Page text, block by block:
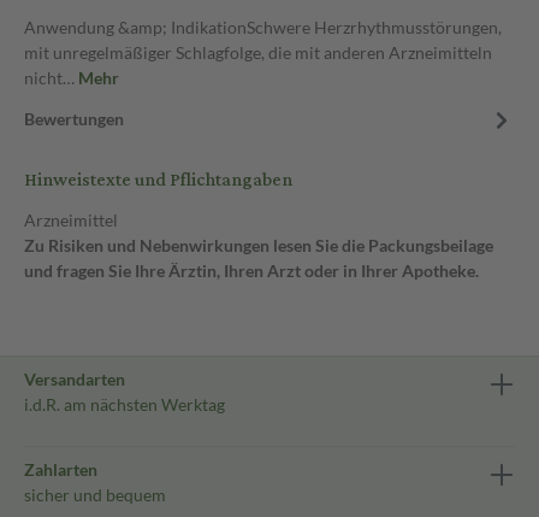
Anwendung &amp; IndikationSchwere Herzrhythmusstörungen,
mit unregelmäßiger Schlagfolge, die mit anderen Arzneimitteln
nicht… Mehr
Bewertungen
Hinweistexte und Pflichtangaben
Arzneimittel
Zu Risiken und Nebenwirkungen lesen Sie die Packungsbeilage
und fragen Sie Ihre Ärztin, Ihren Arzt oder in Ihrer Apotheke.
Versandarten
i.d.R. am nächsten Werktag
Zahlarten
sicher und bequem